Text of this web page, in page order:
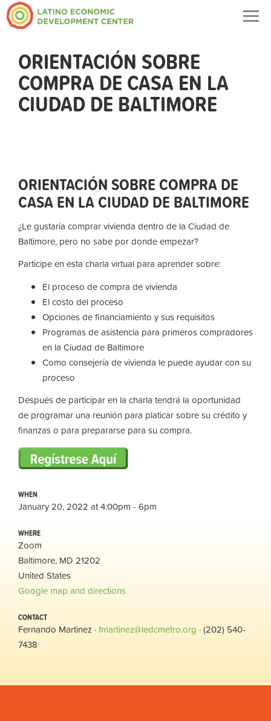
ORIENTACIÓN SOBRE
COMPRA DE CASA EN LA
CIUDAD DE BALTIMORE
ORIENTACIÓN SOBRE COMPRA DE
CASA EN LA CIUDAD DE BALTIMORE
¿Le gustaría comprar vivienda dentro de la Ciudad de
Baltimore, pero no sabe por donde empezar?
Participe en esta charla virtual para aprender sobre:
El proceso de compra de vivienda
El costo del proceso
Opciones de financiamiento y sus requisitos
Programas de asistencia para primeros compradores
en la Ciudad de Baltimore
Como consejería de vivienda le puede ayudar con su
proceso
Después de participar en la charla tendrá la oportunidad
de programar una reunión para platicar sobre su crédito y
finanzas o para prepararse para su compra.
WHEN
January 20, 2022 at 4:00pm - 6pm
WHERE
Zoom
Baltimore, MD 21202
United States
Google map and directions
CONTACT
Fernando Martinez ·fmartinez@ledcmetro.org · (202) 540-
7438